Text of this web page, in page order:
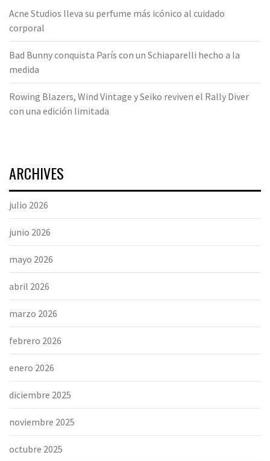
Acne Studios lleva su perfume más icónico al cuidado
corporal
Bad Bunny conquista París con un Schiaparelli hecho a la
medida
Rowing Blazers, Wind Vintage y Seiko reviven el Rally Diver
con una edición limitada
ARCHIVES
julio 2026
junio 2026
mayo 2026
abril 2026
marzo 2026
febrero 2026
enero 2026
diciembre 2025
noviembre 2025
octubre 2025